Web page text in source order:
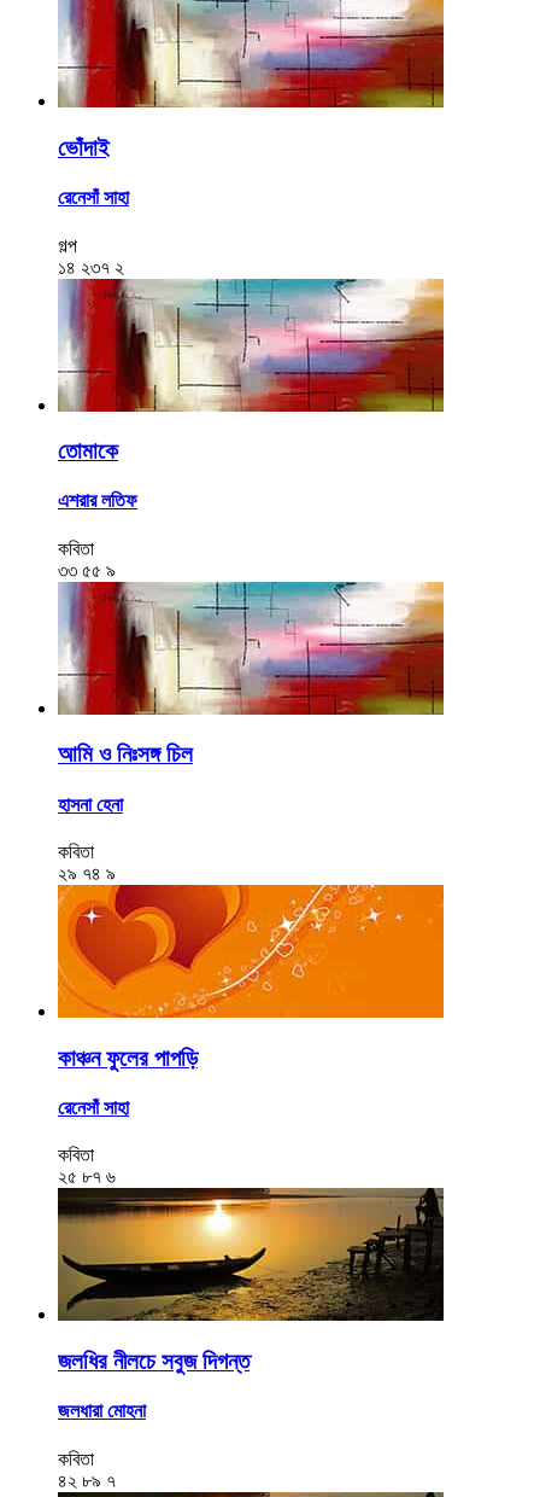
ভোঁদাই
রেনেসাঁ সাহা
গল্প
১৪ ২৩৭ ২
তোমাকে
এশরার লতিফ
কবিতা
৩৩ ৫৫ ৯
আমি ও নিঃসঙ্গ চিল
হাসনা হেনা
কবিতা
২৯ ৭৪ ৯
কাঞ্চন ফুলের পাপড়ি
রেনেসাঁ সাহা
কবিতা
২৫ ৮৭ ৬
জলধির নীলচে সবুজ দিগন্ত
জলধারা মোহনা
কবিতা
৪২ ৮৯ ৭